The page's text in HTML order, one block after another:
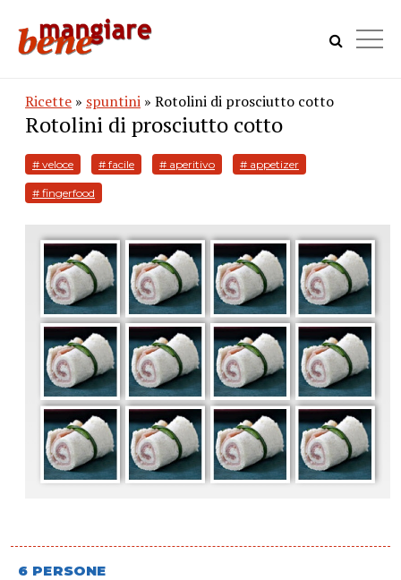
Ricette » spuntini » Rotolini di prosciutto cotto
Rotolini di prosciutto cotto
# veloce # facile # aperitivo # appetizer
# fingerfood
6 PERSONE